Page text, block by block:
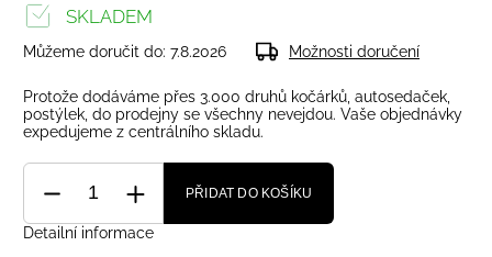
SKLADEM
Můžeme doručit do: 7.8.2026 Možnosti doručení
Protože dodáváme přes 3.000 druhů kočárků, autosedaček,
postýlek, do prodejny se všechny nevejdou. Vaše objednávky
expedujeme z centrálního skladu.
PŘIDAT DO KOŠÍKU
Detailní informace